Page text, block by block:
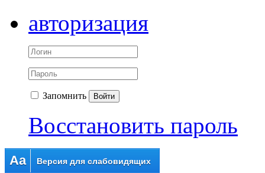
авторизация
Запомнить Войти
Восстановить пароль
Aa Версия для слабовидящих